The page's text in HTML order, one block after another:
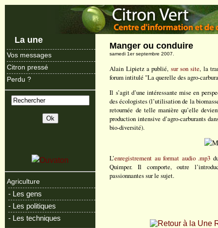
La une
Vos messages
Citron pressé
Perdu ?
Agriculture
- Les gens
- Les politiques
- Les techniques
Manger ou conduire
samedi 1er septembre 2007.
Alain Lipietz a publié, sur son site, la
forum intitulé "La querelle des agro-
Il s’agit d’une intéressante mise en
des écologistes (l’utilisation de la
retournée de telle manière qu’elle
production intensive d’agro-carburants
bio-diversité).
L’enregistrement au format audio .mp3
Quimper. Il comporte, outre
passionnantes sur le sujet.